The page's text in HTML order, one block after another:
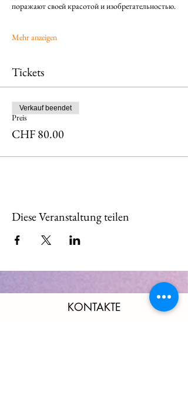
поражают своей красотой и изобретательностью.
Mehr anzeigen
Tickets
Preis
CHF 80.00
Verkauf beendet
Diese Veranstaltung teilen
KONTAKTE